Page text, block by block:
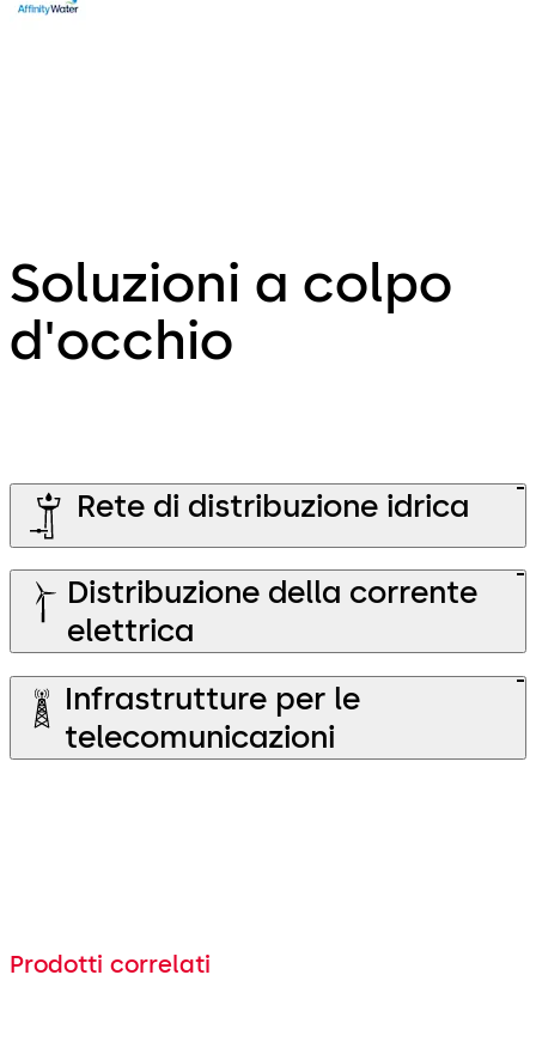
Soluzioni a colpo
d'occhio
Rete di distribuzione idrica
Distribuzione della corrente
elettrica
Infrastrutture per le
telecomunicazioni
Prodotti correlati